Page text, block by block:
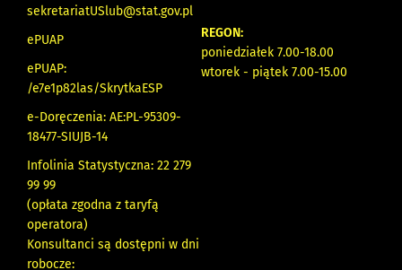
sekretariatUSlub@stat.gov.pl
ePUAP
ePUAP:
/e7e1p82las/SkrytkaESP
e-Doręczenia: AE:PL-95309-
18477-SIUJB-14
Infolinia Statystyczna: 22 279
99 99
(opłata zgodna z taryfą
operatora)
Konsultanci są dostępni w dni
robocze:
REGON:
poniedziałek 7.00-18.00
wtorek - piątek 7.00-15.00